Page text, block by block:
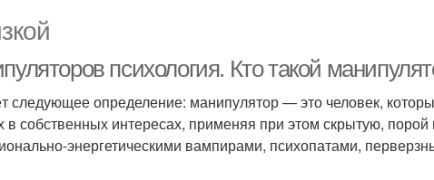
психология. Кто такой
следующее определение: манипулятор — это человек,
в собственных интересах, применяя при этом скрытую, порой
энергетическими вампирами, психопатами,